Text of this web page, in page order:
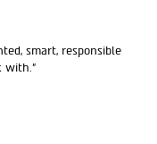
smart, responsible
with."